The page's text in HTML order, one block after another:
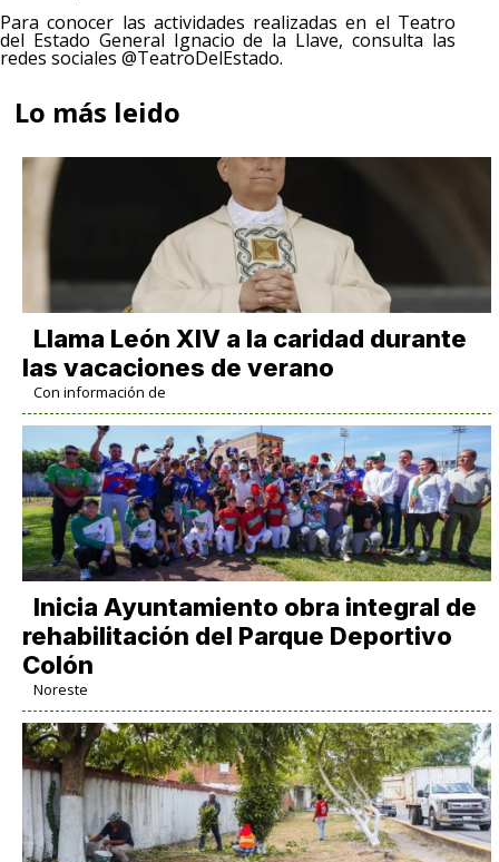
Para conocer las actividades realizadas en el Teatro
del Estado General Ignacio de la Llave, consulta las
redes sociales @TeatroDelEstado.
Lo más leido
Llama León XIV a la caridad durante
las vacaciones de verano
Con información de
Inicia Ayuntamiento obra integral de
rehabilitación del Parque Deportivo
Colón
Noreste